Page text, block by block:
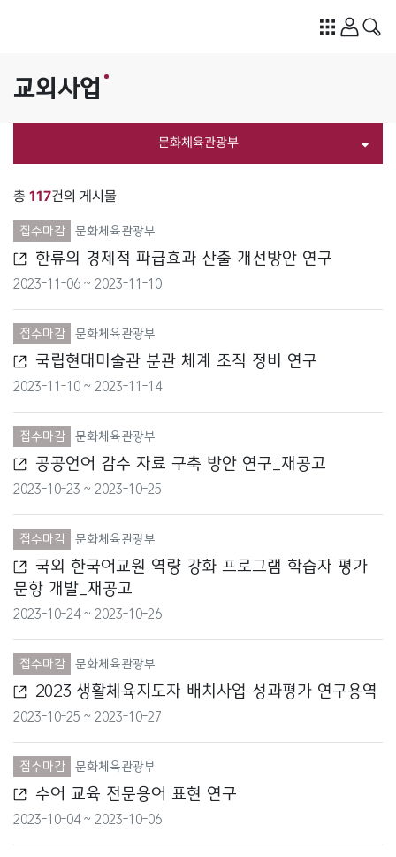
교외사업
개인정보보호위원회
경찰청
고용노동부
공정거래위원회
과학기술정보통신부
국무조정실
국방부
문화체육관광부
방송통신위원회
법무부
총 117건의 게시물
접수마감 문화체육관광부
한류의 경제적 파급효과 산출 개선방안 연구
2023-11-06 ~ 2023-11-10
접수마감 문화체육관광부
국립현대미술관 분관 체계 조직 정비 연구
2023-11-10 ~ 2023-11-14
접수마감 문화체육관광부
공공언어 감수 자료 구축 방안 연구_재공고
2023-10-23 ~ 2023-10-25
접수마감 문화체육관광부
국외 한국어교원 역량 강화 프로그램 학습자 평가
문항 개발_재공고
2023-10-24 ~ 2023-10-26
접수마감 문화체육관광부
2023 생활체육지도자 배치사업 성과평가 연구용역
2023-10-25 ~ 2023-10-27
접수마감 문화체육관광부
수어 교육 전문용어 표현 연구
2023-10-04 ~ 2023-10-06